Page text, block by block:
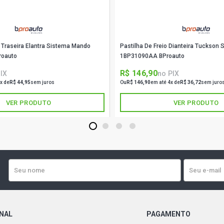
Elantra Sistema Mando
deR$ 44,95sem juros
VER PRODUTO
Pastilha De Freio Dianteira Tuckson
1BP31090AA BProauto
R$ 146,90no PIX
Ou R$ 146,90em até 4x deR$ 36,72sem
VER PRODUTO
1 2 3 4
PAGAMENTO